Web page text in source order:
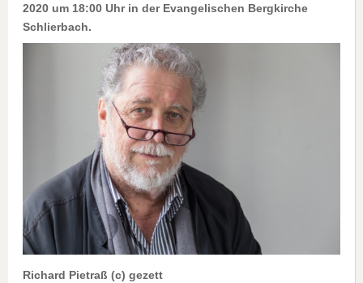
2020 um 18:00 Uhr in der Evangelischen Bergkirche
Schlierbach.
Richard Pietraß (c) gezett